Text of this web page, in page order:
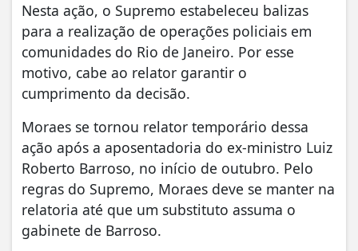
Nesta ação, o Supremo estabeleceu balizas
para a realização de operações policiais em
comunidades do Rio de Janeiro. Por esse
motivo, cabe ao relator garantir o
cumprimento da decisão.
Moraes se tornou relator temporário dessa
ação após a aposentadoria do ex-ministro Luiz
Roberto Barroso, no início de outubro. Pelo
regras do Supremo, Moraes deve se manter na
relatoria até que um substituto assuma o
gabinete de Barroso.